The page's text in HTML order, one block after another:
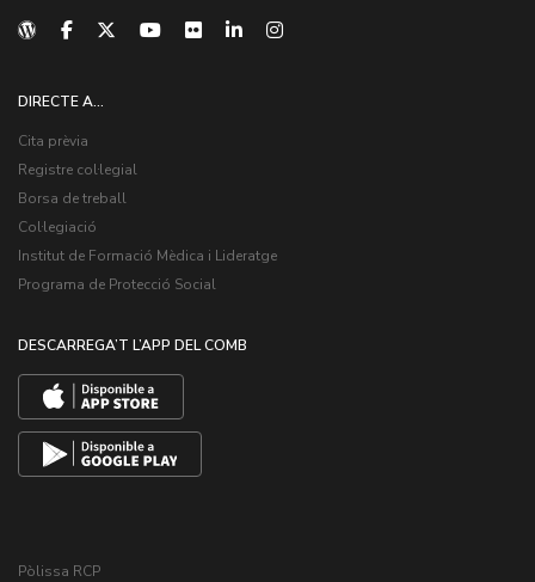
DIRECTE A...
Cita prèvia
Registre col·legial
Borsa de treball
Col·legiació
Institut de Formació Mèdica i Lideratge
Programa de Protecció Social
DESCARREGA’T L’APP DEL COMB
Pòlissa RCP